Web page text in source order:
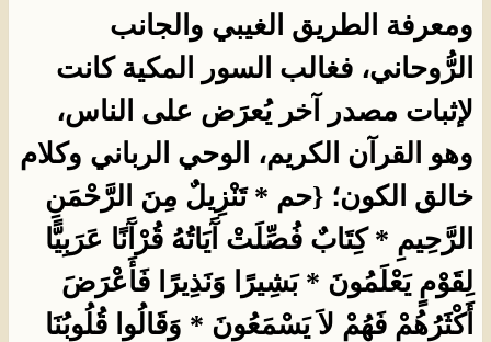
ومعرفة الطريق الغيبي والجانب
الرُّوحاني، فغالب السور المكية كانت
لإثبات مصدر آخر يُعرَض على الناس،
وهو القرآن الكريم، الوحي الرباني وكلام
خالق الكون؛ {حم * تَنْزِيلٌ مِنَ الرَّحْمَنِ
الرَّحِيمِ * كِتَابٌ فُصِّلَتْ آَيَاتُهُ قُرْآَنًا عَرَبِيًّا
لِقَوْمٍ يَعْلَمُونَ * بَشِيرًا وَنَذِيرًا فَأَعْرَضَ
أَكْثَرُهُمْ فَهُمْ لاَ يَسْمَعُونَ * وَقَالُوا قُلُوبُنَا